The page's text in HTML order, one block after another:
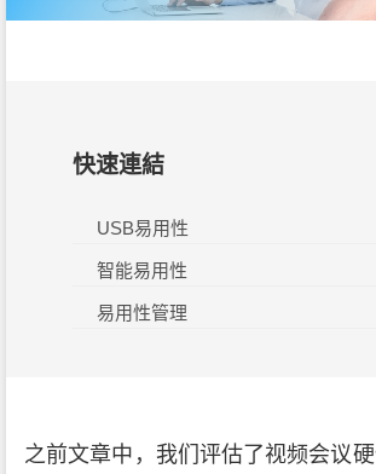
快速連結
USB易用性
智能易用性
易用性管理
之前文章中，我们评估了视频会议